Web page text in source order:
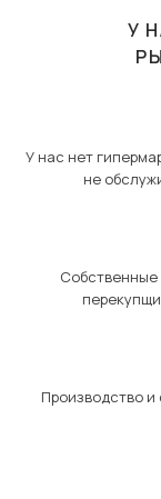
У
У нас нет
не
Собственные
Производство